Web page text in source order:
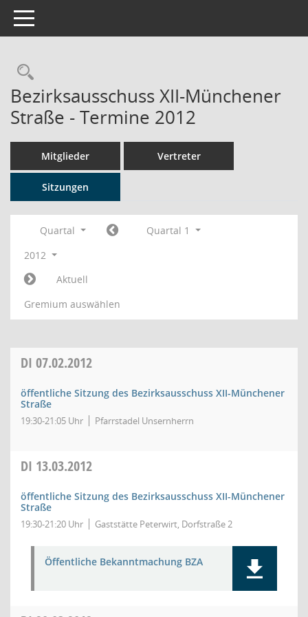
Toggle navigation
Rechercheauswahl
Bezirksausschuss XII-Münchener
Straße - Termine 2012
Mitglieder Vertreter
Sitzungen
Quartal
Quartal 1
2012
Aktuell
Gremium auswählen
DI 07.02.2012
öffentliche Sitzung des Bezirksausschuss XII-Münchener
Straße
19:30-21:05 Uhr Pfarrstadel Unsernherrn
DI 13.03.2012
öffentliche Sitzung des Bezirksausschuss XII-Münchener
Straße
19:30-21:20 Uhr Gaststätte Peterwirt, Dorfstraße 2
Öffentliche Bekanntmachung BZA